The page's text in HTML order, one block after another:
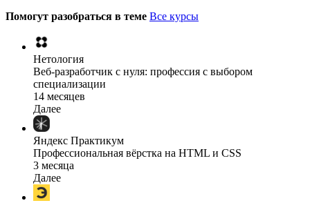
Помогут разобраться в теме Все курсы
Нетология
Веб-разработчик с нуля: профессия с выбором
специализации
14 месяцев
Далее
Яндекс Практикум
Профессиональная вёрстка на HTML и CSS
3 месяца
Далее